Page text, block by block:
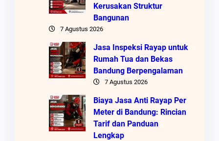
Kerusakan Struktur
Bangunan
7 Agustus 2026
Jasa Inspeksi Rayap untuk
Rumah Tua dan Bekas
Bandung Berpengalaman
7 Agustus 2026
Biaya Jasa Anti Rayap Per
Meter di Bandung: Rincian
Tarif dan Panduan
Lengkap